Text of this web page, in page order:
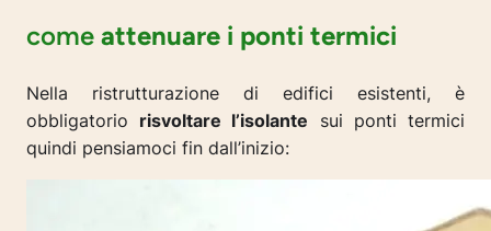
come attenuare i ponti termici
Nella ristrutturazione di edifici esistenti, è
obbligatorio risvoltare l’isolante sui ponti termici
quindi pensiamoci fin dall’inizio: